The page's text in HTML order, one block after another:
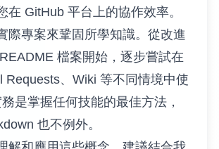
在 GitHub 平台上的協作效率。
際專案來鞏固所學知識。從改進
檔案開始，逐步嘗試在
Requests、Wiki 等不同情境中使
是掌握任何技能的最佳方法，
也不例外。